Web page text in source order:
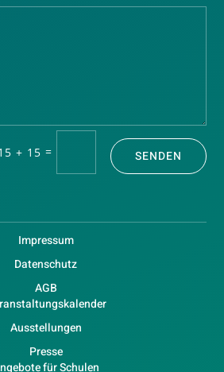
+ 15 = SENDEN
Impressum
Datenschutz
AGB
Ausstellungen
Presse
für Schulen